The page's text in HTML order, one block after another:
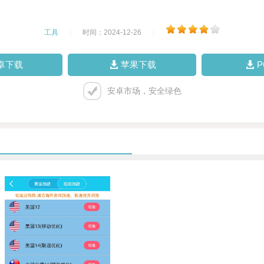
工具 时间：2024-12-26
下载 苹果下载
安卓市场，安全绿色